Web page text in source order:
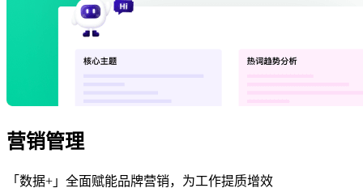
营销管理
「数据+」全面赋能品牌营销，为工作提质增效